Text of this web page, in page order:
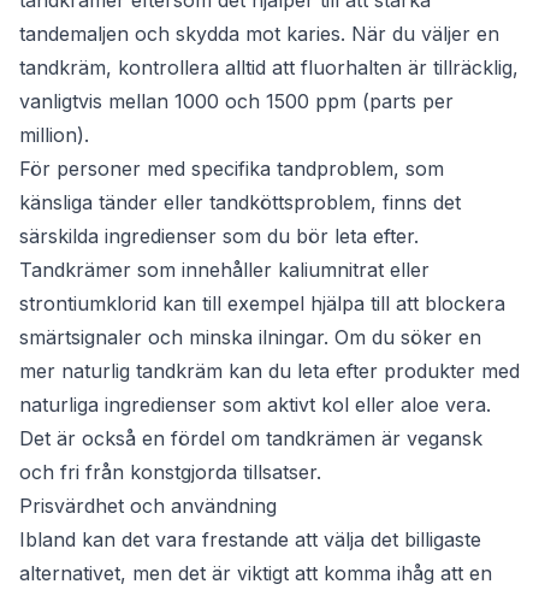
tandemaljen och skydda mot karies. När du väljer en
tandkräm, kontrollera alltid att fluorhalten är tillräcklig,
vanligtvis mellan 1000 och 1500 ppm (parts per
million).
För personer med specifika tandproblem, som
känsliga tänder eller tandköttsproblem, finns det
särskilda ingredienser som du bör leta efter.
Tandkrämer som innehåller kaliumnitrat eller
strontiumklorid kan till exempel hjälpa till att blockera
smärtsignaler och minska ilningar. Om du söker en
mer naturlig tandkräm kan du leta efter produkter med
naturliga ingredienser som aktivt kol eller aloe vera.
Det är också en fördel om tandkrämen är vegansk
och fri från konstgjorda tillsatser.
Prisvärdhet och användning
Ibland kan det vara frestande att välja det billigaste
alternativet, men det är viktigt att komma ihåg att en